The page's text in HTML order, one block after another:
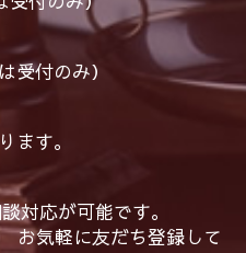
受付のみ）
ます。
対応が可能です。
お気軽に友だち登録して